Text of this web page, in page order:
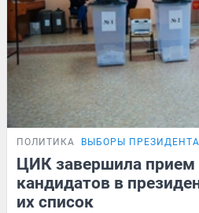
ПОЛИТИКА ВЫБОРЫ ПРЕЗИДЕНТА
ЦИК завершила прием
кандидатов в
их список